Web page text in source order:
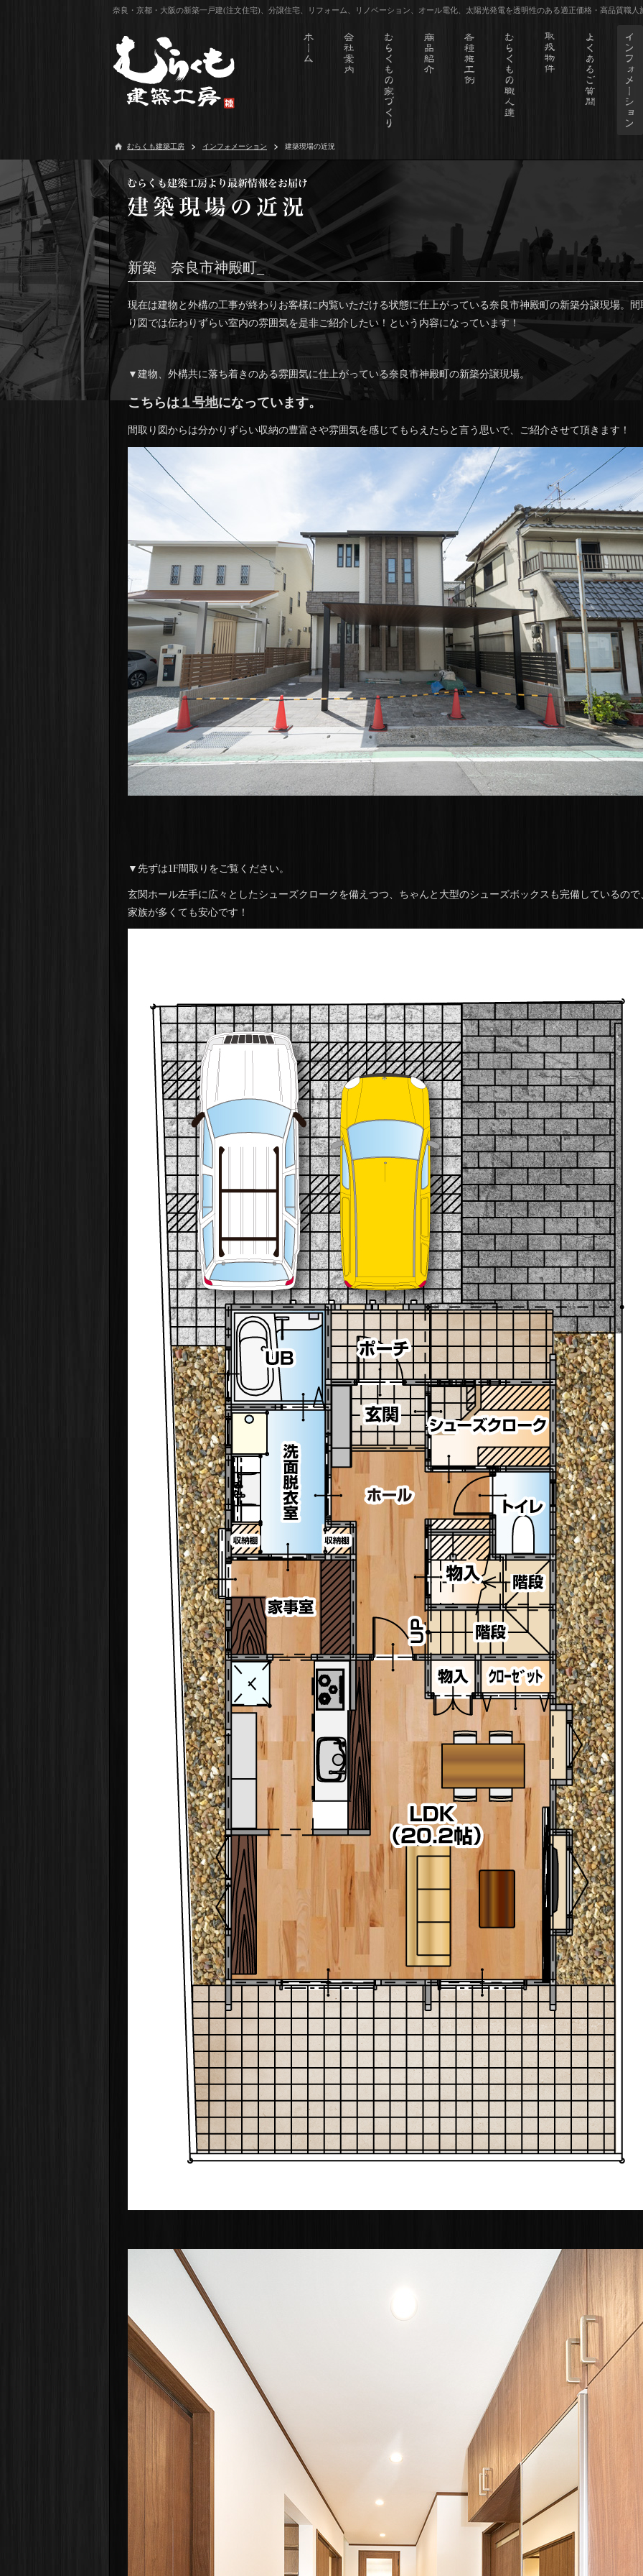
奈良・京都・大阪の新築一戸建(注文住宅)、分譲住宅、リフォーム、リノベーション、オール電化、太陽光発電を透明性のある適正価格・高品質職
むらくも建築工房 インフォメーション 建築現場の近況
新築 奈良市神殿町_
現在は建物と外構の工事が終わりお客様に内覧いただける状態に仕上がっている奈良市神殿町の新築分譲現場。間
り図では伝わりずらい室内の雰囲気を是非ご紹介したい！という内容になっています！
▼建物、外構共に落ち着きのある雰囲気に仕上がっている奈良市神殿町の新築分譲現場。
こちらは １号地になっています。
間取り図からは分かりずらい収納の豊富さや雰囲気を感じてもらえたらと言う思いで、ご紹介させて頂きます！
▼先ずは1F間取りをご覧ください。
玄関ホール左手に広々としたシューズクロークを備えつつ、ちゃんと大型のシューズボックスも完備しているので
家族が多くても安心です！